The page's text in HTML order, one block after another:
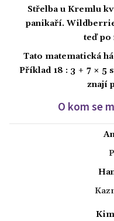
Střelba u Kremlu
panikaří.
teď po
Tato matematická
Příklad 18 : 3 + 7 × 5
znají
O kom se